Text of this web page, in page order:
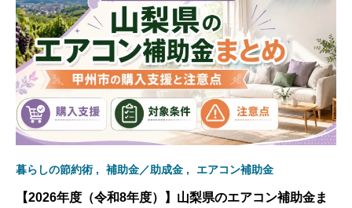
暮らしの節約術 補助金／助成金 エアコン補助金
【2026年度（令和8年度）】山梨県のエアコン補助金ま